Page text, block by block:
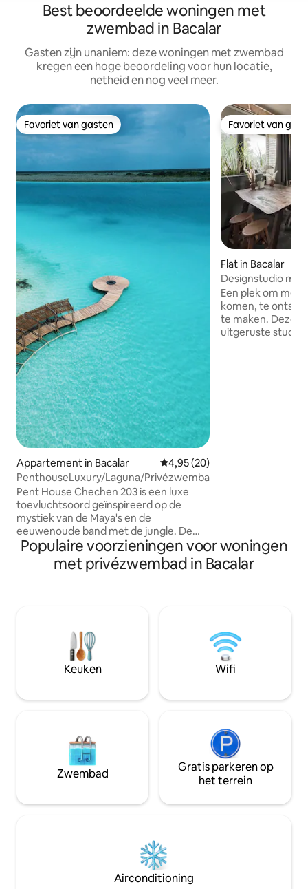
Best beoordeelde woningen met
zwembad in Bacalar
Gasten zijn unaniem: deze woningen met zwembad
kregen een hoge beoordeling voor hun locatie,
netheid en nog veel meer.
Favoriet van gasten
Favoriet van gasten
Appartement in Bacalar Gemiddelde beoordeling van
4,95 (20)
PenthouseLuxury/Laguna/Privézwembad/Peddels/Casaclub
Pent House Chechen 203 is een luxe
toevluchtsoord geïnspireerd op de
mystiek van de Maya's en de
eeuwenoude band met de jungle. De
naam is een eerbetoon aan de
Chechén-boom, het symbool van de
natuur en de essentie van de regio. Het
Een ruimte die ontworpen is om de rust,
de luxe en de natuurlijke magie van
Bacalar te ervaren. Ideaal voor koppels,
vrienden en gezinnen die de verborgen
ontdekken.
Favoriet van
Favoriet van
Flat in Bacalar
Designstudio
zonsondergang
Een plek om met
komen, te
te maken. Deze
uitgeruste studio
Populaire voorzieningen voor woningen
met privézwembad in Bacalar
Keuken Wifi
Zwembad
Gratis parkeren op
het terrein
Airconditioning